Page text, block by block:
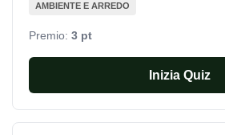
AMBIENTE E ARREDO
Premio: 3 pt
Inizia Quiz